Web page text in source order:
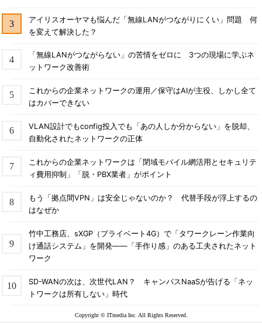
アイリスオーヤマも悩んだ「無線LANがつながりにくい」問題 何
を変えて解決した？
「無線LANがつながらない」の苦情をゼロに 3つの現場に学ぶネ
ットワーク改善術
これからの企業ネットワークの運用／保守はAIが主役、しかし全て
はカバーできない
VLAN設計でもconfig投入でも「あの人しか分からない」を脱却、
自動化されたネットワークの正体
これからの企業ネットワークは「閉域モバイル網活用とセキュリテ
ィ費用抑制」「脱・PBX業者」がポイント
もう「拠点間VPN」は安全じゃないのか？ 代替手段が浮上するの
はなぜか
竹中工務店、sXGP（プライベート4G）で「タワークレーン作業向
け通話システム」を開発――「手作り感」のある工夫されたネット
ワーク
SD-WANの次は、次世代LAN？ キャンパスNaaSが告げる「ネッ
トワークは所有しない」時代
Copyright © ITmedia Inc. All Rights Reserved.